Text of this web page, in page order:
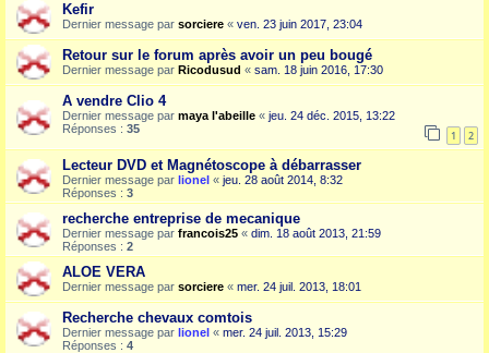
Kefir
Dernier message par sorciere « ven. 23 juin 2017, 23:04
Retour sur le forum après avoir un peu bougé
Dernier message par Ricodusud « sam. 18 juin 2016, 17:30
A vendre Clio 4
Dernier message par maya l'abeille « jeu. 24 déc. 2015, 13:22
Réponses : 35 1 2
Lecteur DVD et Magnétoscope à débarrasser
Dernier message par lionel « jeu. 28 août 2014, 8:32
Réponses : 3
recherche entreprise de mecanique
Dernier message par francois25 « dim. 18 août 2013, 21:59
Réponses : 2
ALOE VERA
Dernier message par sorciere « mer. 24 juil. 2013, 18:01
Recherche chevaux comtois
Dernier message par lionel « mer. 24 juil. 2013, 15:29
Réponses : 4